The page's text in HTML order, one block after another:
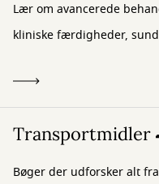
Lær om avancerede
kliniske færdigheder,
Transportmidler
Bøger der udforsker alt